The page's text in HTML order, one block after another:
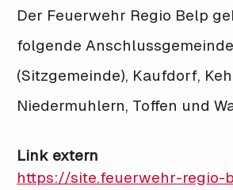
Der Feuerwehr Regio Belp
folgende
(Sitzgemeinde), Kaufdorf,
Niedermuhlern, Toffen und
Link extern
https://site.feuerwehr-regio-